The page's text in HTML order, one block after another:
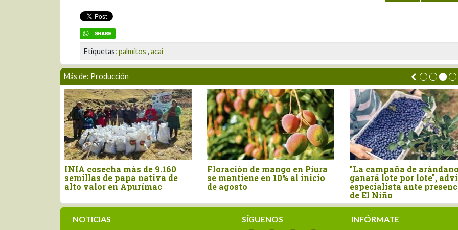
Etiquetas: palmitos , acai
Más de: Producción
Producción de cacao peruano
se contrajo 11.3% en mayo de
este año
Perú: avanza proyecto
impulsará una producción de
arroz más sostenible y
Perú es el país
donde más creció el
de pollo en los últimos 13
años
NOTICIAS SÍGUENOS INFÓRMATE